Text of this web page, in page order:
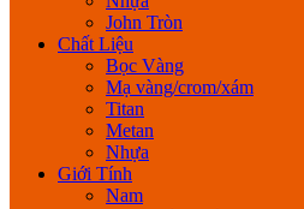
John Tròn
Chất Liệu
Bọc Vàng
Mạ vàng/crom/xám
Titan
Metan
Nhựa
Giới Tính
Nam